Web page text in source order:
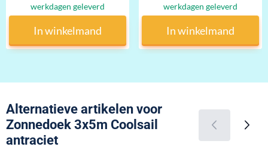
werkdagen geleverd
In winkelmand
werkdagen geleverd
In winkelmand
Alternatieve artikelen voor
Zonnedoek 3x5m Coolsail
antraciet